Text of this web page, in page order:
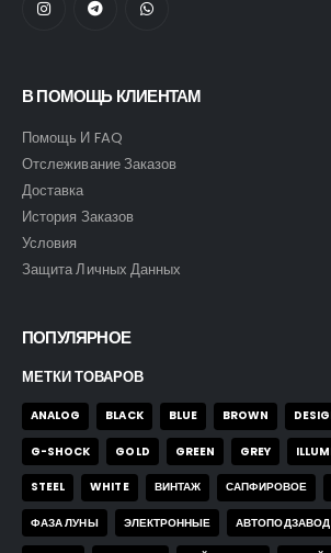
В ПОМОЩЬ КЛИЕНТАМ
Помощь И FAQ
Отслеживание Заказов
Доставка
История Заказов
Условия
Защита Личных Данных
ПОПУЛЯРНОЕ
МЕТКИ ТОВАРОВ
ANALOG BLACK BLUE BROWN
G-SHOCK GOLD GREEN GREY
STEEL WHITE ВИНТАЖ САПФИРОВОЕ
ФАЗА ЛУНЫ ЭЛЕКТРОННЫЕ АВТОПОДЗАВОД